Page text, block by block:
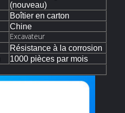
(nouveau)
Boîtier en carton
Chine
Excavateur
Résistance à la corrosion
1000 pièces par mois